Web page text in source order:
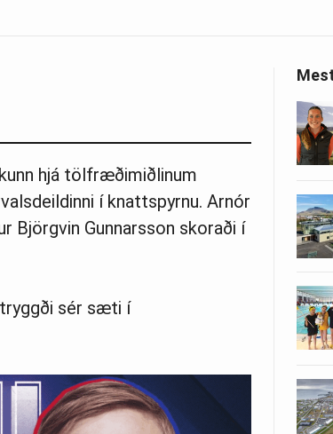
hjá tölfræðimiðlinum
í knattspyrnu. Arnór
Björgvin Gunnarsson skoraði í
sér sæti í